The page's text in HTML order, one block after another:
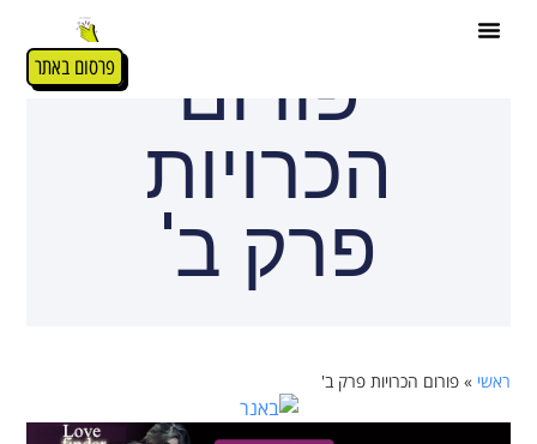
פרסום באתר פורום
הכרויות
פרק ב'
ראשי »פורום הכרויות פרק ב'